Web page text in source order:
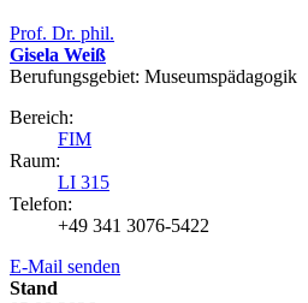
Prof. Dr. phil.
Gisela Weiß
Berufungsgebiet: Museumspädagogik
Bereich:
FIM
Raum:
LI 315
Telefon:
+49 341 3076-5422
E-Mail senden
Stand